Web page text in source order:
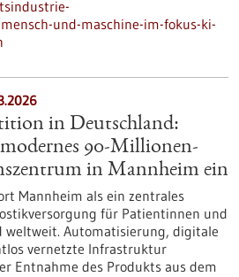
und-maschine-im-fokus-ki-
in Deutschland:
90-Millionen-
in Mannheim ein
Mannheim als ein zentrales
für Patientinnen und
weltweit. Automatisierung, digitale
vernetzte Infrastruktur
Entnahme des Produkts aus dem